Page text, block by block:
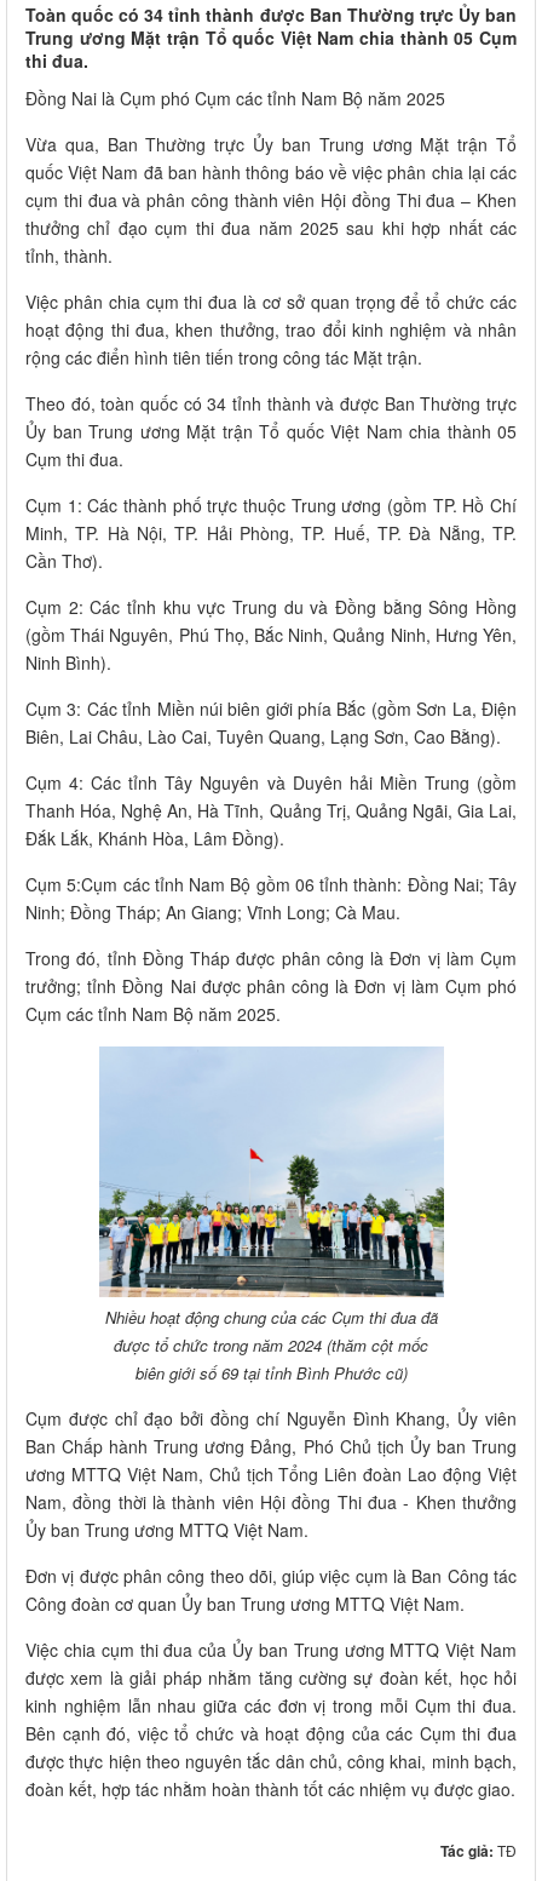
Toàn quốc có 34 tỉnh thành được Ban Thường trực Ủy ban
Trung ương Mặt trận Tổ quốc Việt Nam chia thành 05 Cụm
thi đua.
Đồng Nai là Cụm phó Cụm các tỉnh Nam Bộ năm 2025
Vừa qua, Ban Thường trực Ủy ban Trung ương Mặt trận Tổ
quốc Việt Nam đã ban hành thông báo về việc phân chia lại các
cụm thi đua và phân công thành viên Hội đồng Thi đua – Khen
thưởng chỉ đạo cụm thi đua năm 2025 sau khi hợp nhất các
tỉnh, thành.
Việc phân chia cụm thi đua là cơ sở quan trọng để tổ chức các
hoạt động thi đua, khen thưởng, trao đổi kinh nghiệm và nhân
rộng các điển hình tiên tiến trong công tác Mặt trận.
Theo đó, toàn quốc có 34 tỉnh thành và được Ban Thường trực
Ủy ban Trung ương Mặt trận Tổ quốc Việt Nam chia thành 05
Cụm thi đua.
Cụm 1: Các thành phố trực thuộc Trung ương (gồm TP. Hồ Chí
Minh, TP. Hà Nội, TP. Hải Phòng, TP. Huế, TP. Đà Nẵng, TP.
Cần Thơ).
Cụm 2: Các tỉnh khu vực Trung du và Đồng bằng Sông Hồng
(gồm Thái Nguyên, Phú Thọ, Bắc Ninh, Quảng Ninh, Hưng Yên,
Ninh Bình).
Cụm 3: Các tỉnh Miền núi biên giới phía Bắc (gồm Sơn La, Điện
Biên, Lai Châu, Lào Cai, Tuyên Quang, Lạng Sơn, Cao Bằng).
Cụm 4: Các tỉnh Tây Nguyên và Duyên hải Miền Trung (gồm
Thanh Hóa, Nghệ An, Hà Tĩnh, Quảng Trị, Quảng Ngãi, Gia Lai,
Đắk Lắk, Khánh Hòa, Lâm Đồng).
Cụm 5:Cụm các tỉnh Nam Bộ gồm 06 tỉnh thành: Đồng Nai; Tây
Ninh; Đồng Tháp; An Giang; Vĩnh Long; Cà Mau.
Trong đó, tỉnh Đồng Tháp được phân công là Đơn vị làm Cụm
trưởng; tỉnh Đồng Nai được phân công là Đơn vị làm Cụm phó
Cụm các tỉnh Nam Bộ năm 2025.
Nhiều hoạt động chung của các Cụm thi đua đã
được tổ chức trong năm 2024 (thăm cột mốc
biên giới số 69 tại tỉnh Bình Phước cũ)
Cụm được chỉ đạo bởi đồng chí Nguyễn Đình Khang, Ủy viên
Ban Chấp hành Trung ương Đảng, Phó Chủ tịch Ủy ban Trung
ương MTTQ Việt Nam, Chủ tịch Tổng Liên đoàn Lao động Việt
Nam, đồng thời là thành viên Hội đồng Thi đua - Khen thưởng
Ủy ban Trung ương MTTQ Việt Nam.
Đơn vị được phân công theo dõi, giúp việc cụm là Ban Công tác
Công đoàn cơ quan Ủy ban Trung ương MTTQ Việt Nam.
Việc chia cụm thi đua của Ủy ban Trung ương MTTQ Việt Nam
được xem là giải pháp nhằm tăng cường sự đoàn kết, học hỏi
kinh nghiệm lẫn nhau giữa các đơn vị trong mỗi Cụm thi đua.
Bên cạnh đó, việc tổ chức và hoạt động của các Cụm thi đua
được thực hiện theo nguyên tắc dân chủ, công khai, minh bạch,
đoàn kết, hợp tác nhằm hoàn thành tốt các nhiệm vụ được giao.
Tác giả: TĐ